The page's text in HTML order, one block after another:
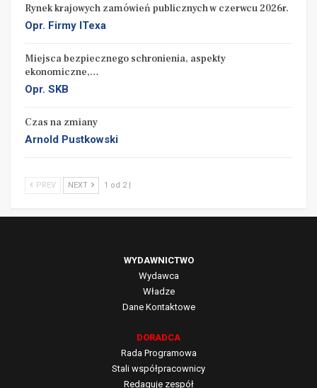
Tomasz Czajkowski
roku
.
2023 roku
Opr. Firmy ITexa
Wykonawca biorący udział w postępowaniu musi
zwracać szczególną uwagę na postawione w SWZ
DEFINICJA PODMIOTOWYCH ŚRODKÓW
OBLIGATORYJNE I FAKULTATYWNE
PODSTAWY WYKLUCZENIA
WEZWANIE DO ZŁOŻENIA PODMIOTOWYCH
Rynek krajowych zamówień publicznych w czerwcu 2026r.
Opr. Firmy ITexa
Miejsca bezpiecznego schronienia, aspekty
ekonomiczne,…
Opr. SKB
Czas na zmiany
Arnold Pustkowski
PREV NEXT 1 od 2 |
WYDAWNICTWO
Wydawca
Władze
Dane Kontaktowe
DORADCA
Rada Programowa
Stali współpracownicy
Redaguje zespół